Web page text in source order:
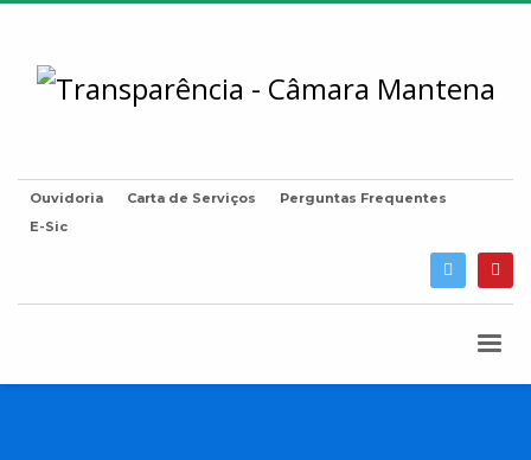
Ouvidoria Carta de Serviços
Perguntas Frequentes
E-Sic